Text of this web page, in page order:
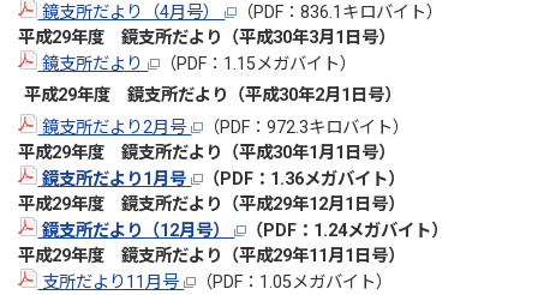
鏡支所だより（4月号）
（PDF：836.1キロバイト）
平成29年度 鏡支所だより（平成30年3月1日号）
鏡支所だより
（PDF：1.15メガバイト）
平成29年度 鏡支所だより（平成30年2月1日号）
鏡支所だより2月号
（PDF：972.3キロバイト）
平成29年度 鏡支所だより（平成30年1月1日号）
鏡支所だより1月号
（PDF：1.36メガバイト）
平成29年度 鏡支所だより（平成29年12月1日号）
鏡支所だより（12月号）
（PDF：1.24メガバイト）
平成29年度 鏡支所だより（平成29年11月1日号）
支所だより11月号
（PDF：1.05メガバイト）